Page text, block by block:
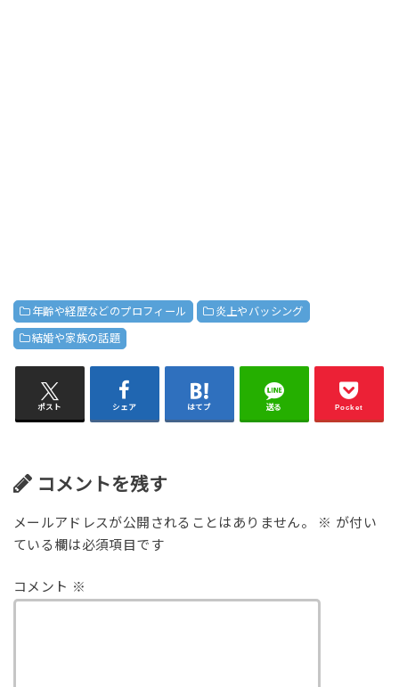
年齢や経歴などのプロフィール 炎上やバッシング
結婚や家族の話題
ポスト シェア はてブ 送る Pocket
コメントを残す
メールアドレスが公開されることはありません。 ※ が付い
ている欄は必須項目です
コメント ※